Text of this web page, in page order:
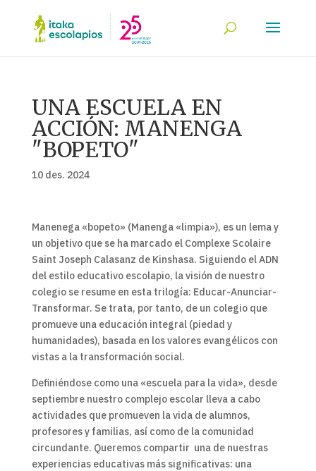
UNA ESCUELA EN
ACCIÓN: MANENGA
"BOPETO"
10 des. 2024
Manenega «bopeto» (Manenga «limpia»), es un lema y
un objetivo que se ha marcado el Complexe Scolaire
Saint Joseph Calasanz de Kinshasa. Siguiendo el ADN
del estilo educativo escolapio, la visión de nuestro
colegio se resume en esta trilogía: Educar-Anunciar-
Transformar. Se trata, por tanto, de un colegio que
promueve una educación integral (piedad y
humanidades), basada en los valores evangélicos con
vistas a la transformación social.
Definiéndose como una «escuela para la vida», desde
septiembre nuestro complejo escolar lleva a cabo
actividades que promueven la vida de alumnos,
profesores y familias, así como de la comunidad
circundante. Queremos compartir una de nuestras
experiencias educativas más significativas: una